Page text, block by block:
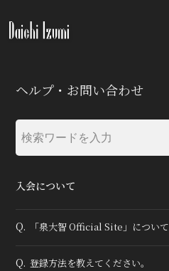
VIDEO
PHOTO
ヘルプ・お問い合わせ
入会について
Q. 「泉大智 Official Site」について
Q. 登録方法を教えてください。